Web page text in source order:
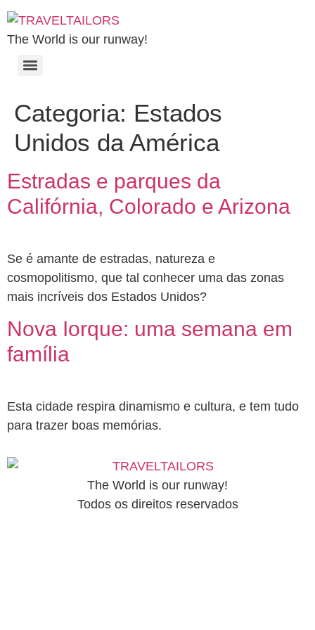
The World is our runway!
Categoria: Estados
Unidos da América
Estradas e parques da
Califórnia, Colorado e Arizona
Se é amante de estradas, natureza e
cosmopolitismo, que tal conhecer uma das zonas
mais incríveis dos Estados Unidos?
Nova Iorque: uma semana em
família
Esta cidade respira dinamismo e cultura, e tem tudo
para trazer boas memórias.
The World is our runway!
Todos os direitos reservados